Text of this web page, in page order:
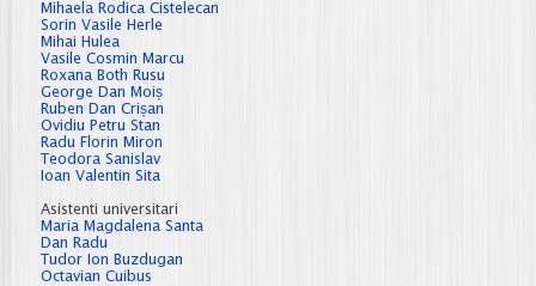
Mihaela Rodica Cistelecan
Sorin Vasile Herle
Mihai Hulea
Vasile Cosmin Marcu
Roxana Both Rusu
George Dan Moiș
Ruben Dan Crișan
Ovidiu Petru Stan
Radu Florin Miron
Teodora Sanislav
Ioan Valentin Sita
Asistenti universitari
Maria Magdalena Santa
Dan Radu
Tudor Ion Buzdugan
Octavian Cuibus